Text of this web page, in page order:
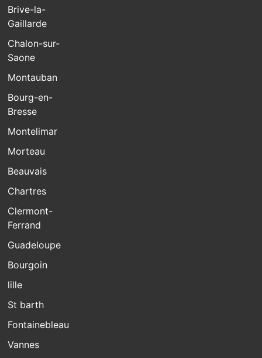
Brive-la-
Gaillarde
Chalon-sur-
Saone
Montauban
Bourg-en-
Bresse
Montelimar
Morteau
Beauvais
Chartres
Clermont-
Ferrand
Guadeloupe
Bourgoin
lille
St barth
Fontainebleau
Vannes